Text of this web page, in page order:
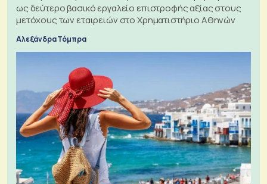
ως δεύτερο βασικό εργαλείο επιστροφής αξίας στους
μετόχους των εταιρειών στο Χρηματιστήριο Αθηνών
Αλεξάνδρα Τόμπρα